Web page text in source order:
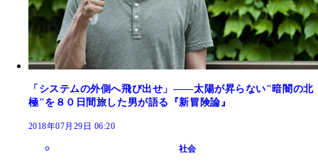
「システムの外側へ飛び出せ」――太陽が昇らない"暗闇の北
極"を８０日間旅した男が語る『新冒険論』
2018年07月29日 06:20
社会